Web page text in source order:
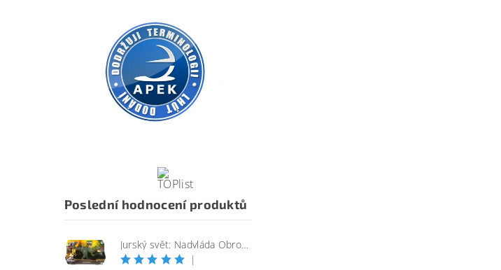
Poslední hodnocení produktů
Jurský svět: Nadvláda Obrovský útočící SINOTYRANNUS
|